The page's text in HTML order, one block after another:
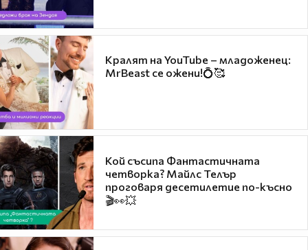
Кралят на YouTube – младоженец:
MrBeast се ожени!💍🥰
Кой съсипа Фантастичната
четворка? Майлс Телър
проговаря десетилетие по-късно
🎬👀💥